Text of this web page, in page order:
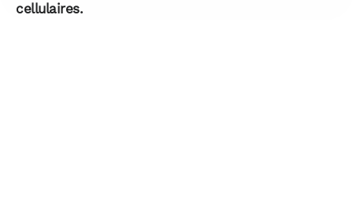
cellulaires.